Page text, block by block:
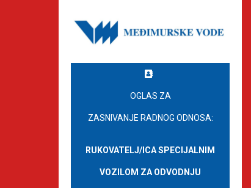
OGLAS ZA
ZASNIVANJE RADNOG ODNOSA:
RUKOVATELJ/ICA SPECIJALNIM
VOZILOM ZA ODVODNJU